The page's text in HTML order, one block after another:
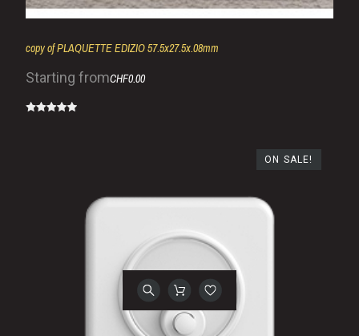
copy of PLAQUETTE EDIZIO 57.5x27.5x.08mm
Starting fromCHF0.00
ON SALE!